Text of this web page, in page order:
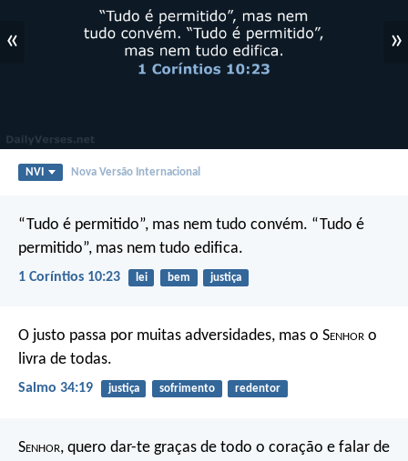
« »
NVI Nova Versão Internacional
“Tudo é permitido”, mas nem tudo convém. “Tudo é
permitido”, mas nem tudo edifica.
1 Coríntios 10:23 lei bem justiça
O justo passa por muitas adversidades, mas o Senhor o
livra de todas.
Salmo 34:19 justiça sofrimento redentor
Senhor, quero dar-te graças de todo o coração e falar de